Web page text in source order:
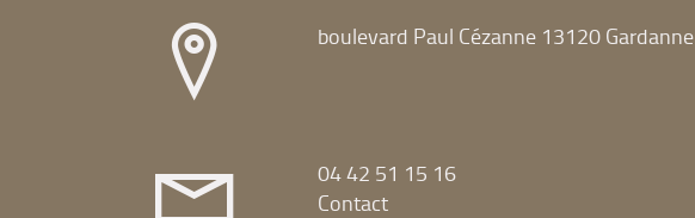
boulevard Paul Cézanne 13120 Gardanne
04 42 51 15 16
Contact